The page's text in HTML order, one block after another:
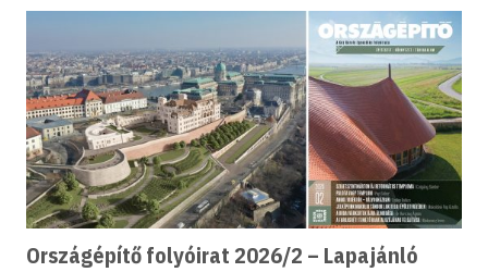
Országépítő folyóirat 2026/2 – Lapajánló